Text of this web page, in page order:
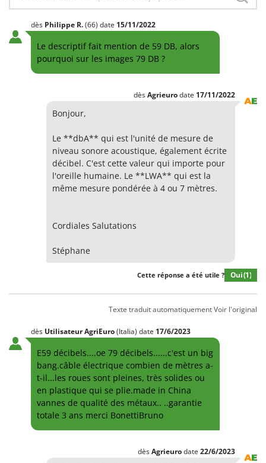
dès Philippe R.(66) date 15/11/2022
Le descriptif fait mention de 59 DB, alors
pourquoi sur les images 79 DB ?
dèsAgrieurodate 17/11/2022
Bonjour,
Le **dbA** qui est l'unité de mesure de
niveau sonore acoustique, également écrite
décibel. C'est cette valeur qui importe pour
l'oreille humaine. Le **LWA** qui est la
même mesure pondérée à 4 ou 7 mètres.
Cordiales Salutations
Stéphane
Cette réponse a été utile ? Oui(1)
Texte traduit automatiquementVoir l'original
dès Utilisateur AgriEuro(Italia) date 17/6/2023
E59 décibels....oe 79 décibels......c'est un big
bang.câble électrique combien de mètres a-
t-il...les roues sont pleines, très solides ou
en plastique qui se plie.made in China
vannes de qualité des métaux.. ..garantie
totale 3 ans merci BonettiBruno
dèsAgrieurodate 22/6/2023